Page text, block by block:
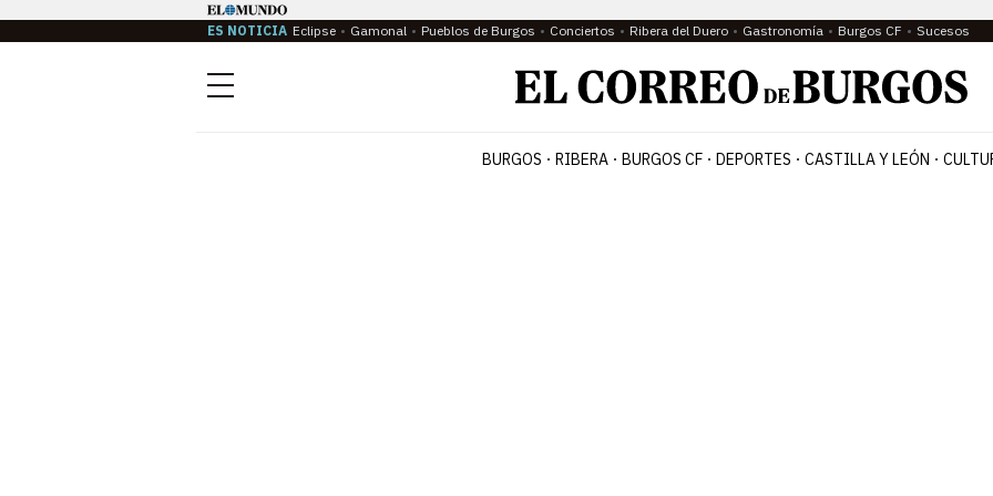
ES NOTICIA Eclipse Gamonal Pueblos de Burgos Conciertos Ribera del Duero Gastronomía Burgos CF Sucesos
Menú
BURGOS RIBERA BURGOS CF DEPORTES CASTILLA Y LEÓN